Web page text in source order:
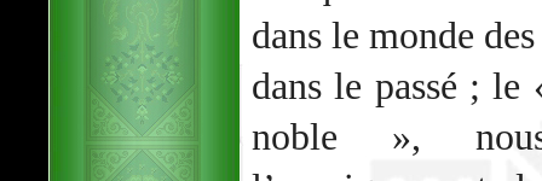
dans le monde
dans le passé ;
noble »,